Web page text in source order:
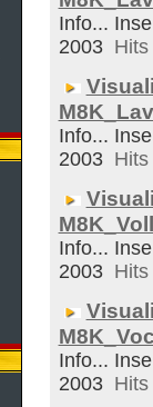
Info...
2003
Info...
2003
Info...
2003
Info...
2003